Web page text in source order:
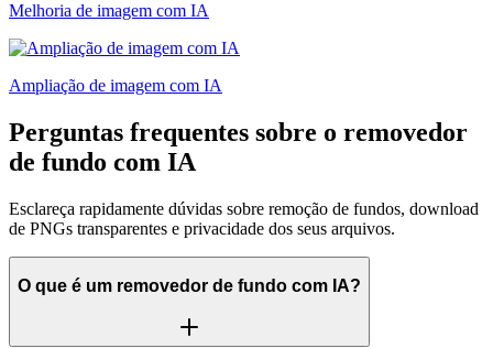
Melhoria de imagem com IA
Ampliação de imagem com IA
Perguntas frequentes sobre o removedor
de fundo com IA
Esclareça rapidamente dúvidas sobre remoção de fundos, download
de PNGs transparentes e privacidade dos seus arquivos.
O que é um removedor de fundo com IA?